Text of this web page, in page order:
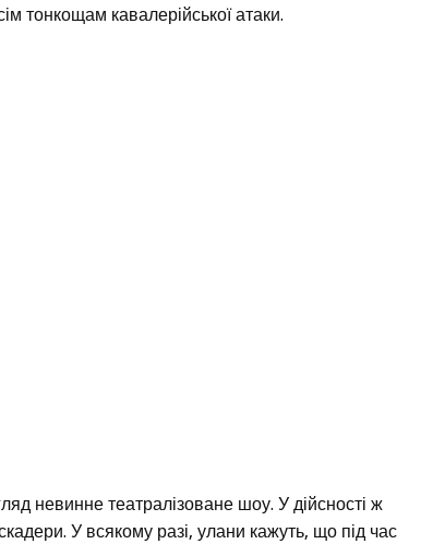
тонкощам кавалерійської атаки.
невинне театралізоване шоу. У дійсності ж
У всякому разі, улани кажуть, що під час